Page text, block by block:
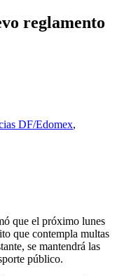
reglamento
DF/Edomex,
que el próximo lunes
que contempla multas
se mantendrá las
público.